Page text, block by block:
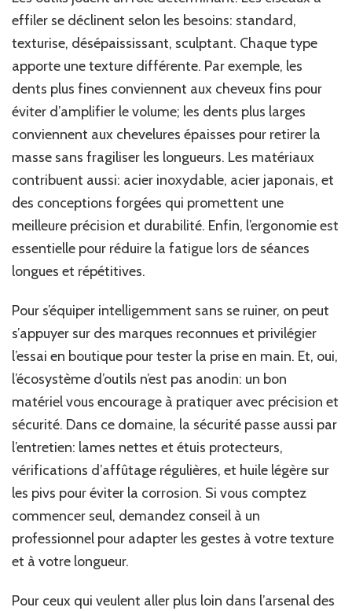
effiler se déclinent selon les besoins: standard,
texturise, désépaississant, sculptant. Chaque type
apporte une texture différente. Par exemple, les
dents plus fines conviennent aux cheveux fins pour
éviter d’amplifier le volume; les dents plus larges
conviennent aux chevelures épaisses pour retirer la
masse sans fragiliser les longueurs. Les matériaux
contribuent aussi: acier inoxydable, acier japonais, et
des conceptions forgées qui promettent une
meilleure précision et durabilité. Enfin, l’ergonomie est
essentielle pour réduire la fatigue lors de séances
longues et répétitives.
Pour s’équiper intelligemment sans se ruiner, on peut
s’appuyer sur des marques reconnues et privilégier
l’essai en boutique pour tester la prise en main. Et, oui,
l’écosystème d’outils n’est pas anodin: un bon
matériel vous encourage à pratiquer avec précision et
sécurité. Dans ce domaine, la sécurité passe aussi par
l’entretien: lames nettes et étuis protecteurs,
vérifications d’affûtage régulières, et huile légère sur
les pivs pour éviter la corrosion. Si vous comptez
commencer seul, demandez conseil à un
professionnel pour adapter les gestes à votre texture
et à votre longueur.
Pour ceux qui veulent aller plus loin dans l’arsenal des